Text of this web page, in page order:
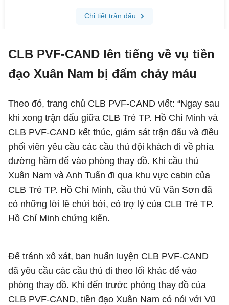
CLB PVF-CAND lên tiếng về vụ tiền
đạo Xuân Nam bị đấm chảy máu
Theo đó, trang chủ CLB PVF-CAND viết: “Ngay sau
khi xong trận đấu giữa CLB Trẻ TP. Hồ Chí Minh và
CLB PVF-CAND kết thúc, giám sát trận đấu và điều
phối viên yêu cầu các cầu thủ đội khách đi về phía
đường hầm để vào phòng thay đồ. Khi cầu thủ
Xuân Nam và Anh Tuấn đi qua khu vực cabin của
CLB Trẻ TP. Hồ Chí Minh, cầu thủ Vũ Văn Sơn đã
có những lời lẽ chửi bới, có trợ lý của CLB Trẻ TP.
Hồ Chí Minh chứng kiến.
Để tránh xô xát, ban huấn luyện CLB PVF-CAND
đã yêu cầu các cầu thủ đi theo lối khác để vào
phòng thay đồ. Khi đến trước phòng thay đồ của
CLB PVF-CAND, tiền đạo Xuân Nam có nói với Vũ